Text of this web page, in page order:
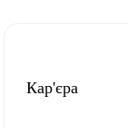
Кар'єра